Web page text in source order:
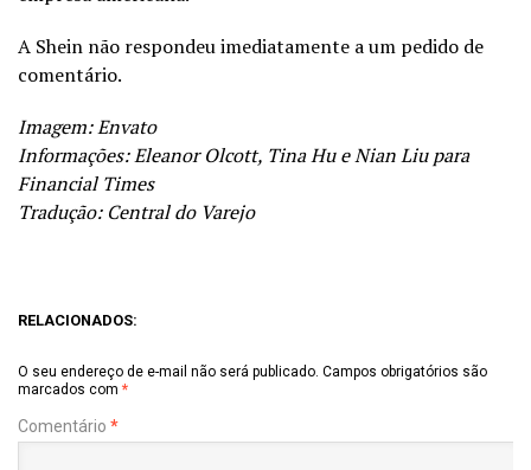
A Shein não respondeu imediatamente a um pedido de
comentário.
Imagem: Envato
Informações: Eleanor Olcott, Tina Hu e Nian Liu para
Financial Times
Tradução: Central do Varejo
RELACIONADOS:
O seu endereço de e-mail não será publicado. Campos obrigatórios são
marcados com *
Comentário *